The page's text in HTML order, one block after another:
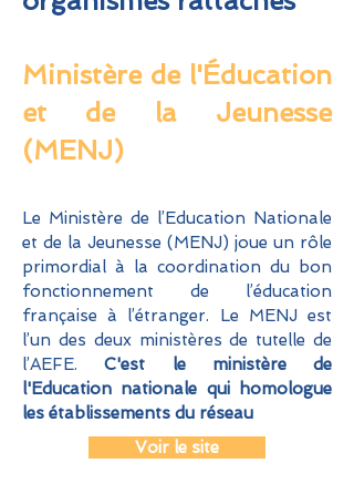
Ministère de l'Éducation
et de la Jeunesse
(MENJ)
Le Ministère de l’Education Nationale
et de la Jeunesse (MENJ) joue un rôle
primordial à la coordination du bon
fonctionnement de l’éducation
française à l’étranger. Le MENJ est
l’un des deux ministères de tutelle de
l’AEFE.C'est le ministère de
l'Education nationale qui homologue
les établissements du réseau
Voir le site